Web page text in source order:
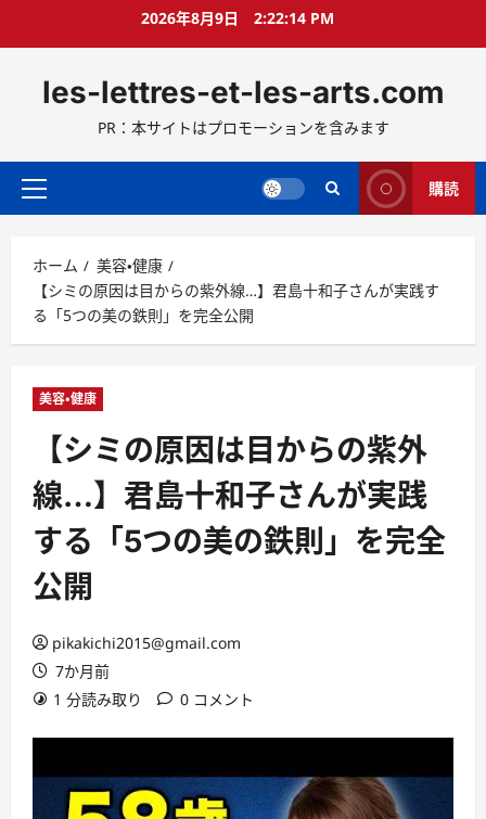
ス
ッ
2026年8月9日 2:22:15 PM
les-lettres-et-les-arts.com
PR：本サイトはプロモーションを含みます
メ
メ
ニ
ュ
ー
購読
ホーム
美容・健康
【シミの原因は目からの紫外線…】君島十和子さんが実践す
る「5つの美の鉄則」を完全公開
美容・健康
【シミの原因は目からの紫外
線…】君島十和子さんが実践
する「5つの美の鉄則」を完全
公開
pikakichi2015@gmail.com
7か月前
1 分読み取り
0 コメント